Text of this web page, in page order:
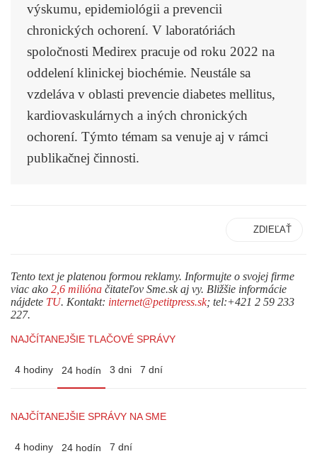
výskumu, epidemiológii a prevencii
chronických ochorení. V laboratóriách
spoločnosti Medirex pracuje od roku 2022 na
oddelení klinickej biochémie. Neustále sa
vzdeláva v oblasti prevencie diabetes mellitus,
kardiovaskulárnych a iných chronických
ochorení. Týmto témam sa venuje aj v rámci
publikačnej činnosti.
ZDIEĽAŤ
Tento text je platenou formou reklamy. Informujte o svojej firme
viac ako 2,6 milióna čitateľov Sme.sk aj vy. Bližšie informácie
nájdete TU. Kontakt: internet@petitpress.sk; tel:+421 2 59 233
227.
NAJČÍTANEJŠIE TLAČOVÉ SPRÁVY
4 hodiny 24 hodín 3 dni 7 dní
NAJČÍTANEJŠIE SPRÁVY NA SME
4 hodiny 24 hodín 7 dní